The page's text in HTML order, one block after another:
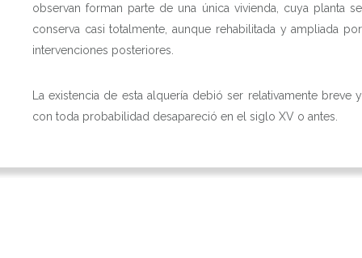
observan forman parte de una única vivienda, cuya planta se
conserva casi totalmente, aunque rehabilitada y ampliada por
intervenciones posteriores.
La existencia de esta alquería debió ser relativamente breve y
con toda probabilidad desapareció en el siglo XV o antes.